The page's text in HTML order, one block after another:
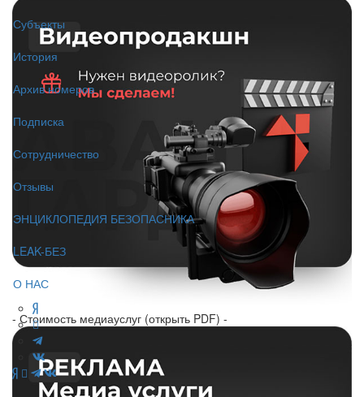
Субъекты
История
Архив номеров
Подписка
Сотрудничество
Отзывы
ЭНЦИКЛОПЕДИЯ БЕЗОПАСНИКА
LEAK-БЕЗ
О НАС
- Стоимость медиауслуг (открыть PDF) -